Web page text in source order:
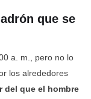
que se
a. m., pero no lo
los alrededores
del que el hombre